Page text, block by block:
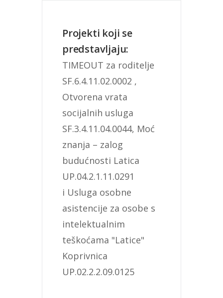
Projekti koji se
predstavljaju:
TIMEOUT za roditelje
SF.6.4.11.02.0002 ,
Otvorena vrata
socijalnih usluga
SF.3.4.11.04.0044, Moć
znanja – zalog
budućnosti Latica
UP.04.2.1.11.0291
i Usluga osobne
asistencije za osobe s
intelektualnim
teškoćama "Latice"
Koprivnica
UP.02.2.2.09.0125